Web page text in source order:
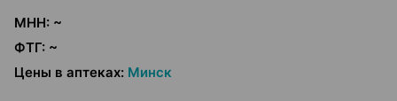
МНН: ~
ФТГ: ~
Цены в аптеках: Минск